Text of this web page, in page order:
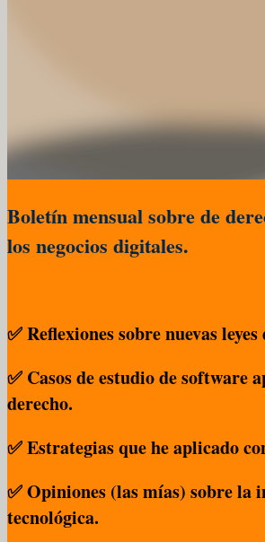
Boletín mensual sobre de
los negocios digitales.
✅ Reflexiones sobre nuevas
✅ Casos de estudio de software
derecho.
✅ Estrategias que he aplicado
✅ Opiniones (las mías) sobre la
tecnológica.